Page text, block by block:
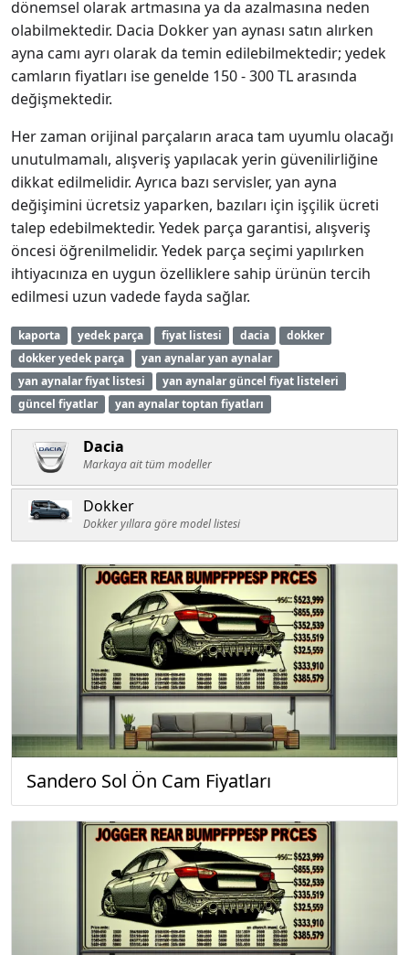
dönemsel olarak artmasına ya da azalmasına neden
olabilmektedir. Dacia Dokker yan aynası satın alırken
ayna camı ayrı olarak da temin edilebilmektedir; yedek
camların fiyatları ise genelde 150 - 300 TL arasında
değişmektedir.
Her zaman orijinal parçaların araca tam uyumlu olacağı
unutulmamalı, alışveriş yapılacak yerin güvenilirliğine
dikkat edilmelidir. Ayrıca bazı servisler, yan ayna
değişimini ücretsiz yaparken, bazıları için işçilik ücreti
talep edebilmektedir. Yedek parça garantisi, alışveriş
öncesi öğrenilmelidir. Yedek parça seçimi yapılırken
ihtiyacınıza en uygun özelliklere sahip ürünün tercih
edilmesi uzun vadede fayda sağlar.
kaporta yedek parça fiyat listesi dacia
dokker
dokker yedek parça
yan aynalar yan aynalar
yan aynalar fiyat listesi
yan aynalar güncel fiyat listeleri
güncel fiyatlar
yan aynalar toptan fiyatları
Dacia
Markaya ait tüm modeller
Dokker
Dokker yıllara göre model listesi
Sandero Sol Ön Cam Fiyatları